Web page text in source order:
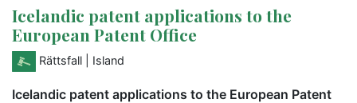
Icelandic patent applications to the
European Patent Office
Rättsfall | Island
Icelandic patent applications to the European Patent